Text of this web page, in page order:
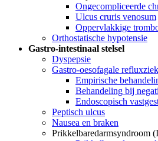
Ongecompliceerde
Ulcus cruris venosum
Oppervlakkige
Orthostatische hypotensie
Gastro-intestinaal stelsel
Dyspepsie
Gastro-oesofagale
Empirische
Behandeling bij
Endoscopisch
Peptisch ulcus
Nausea en braken
Prikkelbaredarmsyndroom